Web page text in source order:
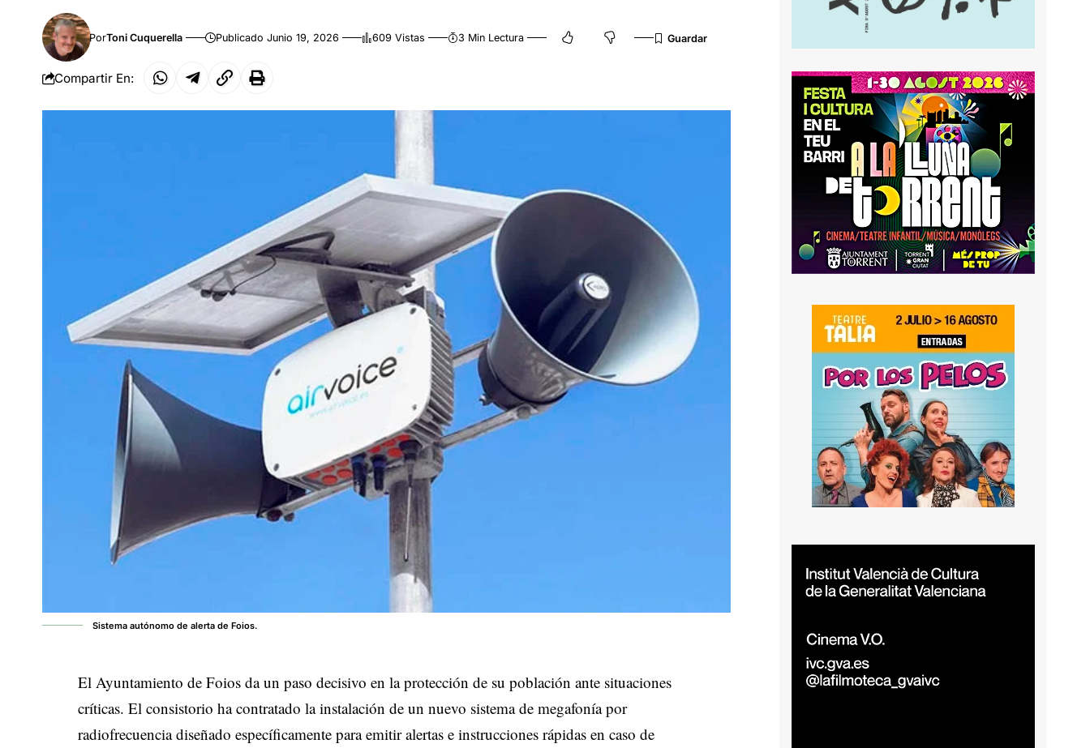
PorToni Cuquerella Publicado Junio 19, 2026 609 Vistas 3 Min Lectura
Compartir En:
Sistema autónomo de alerta de Foios.
El Ayuntamiento de Foios da un paso decisivo en la protección de su población ante situaciones
críticas. El consistorio ha contratado la instalación de un nuevo sistema de megafonía por
radiofrecuencia diseñado específicamente para emitir alertas e instrucciones rápidas en caso de